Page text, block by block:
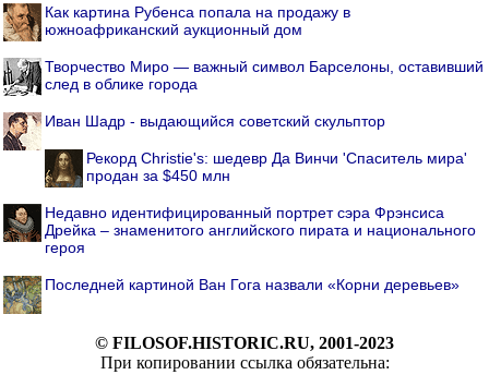
Как картина Рубенса попала на продажу в
южноафриканский аукционный дом
Творчество Миро — важный символ Барселоны, оставивший
след в облике города
Иван Шадр - выдающийся советский скульптор
Рекорд Christie's: шедевр Да Винчи 'Спаситель мира'
продан за $450 млн
Недавно идентифицированный портрет сэра Фрэнсиса
Дрейка – знаменитого английского пирата и национального
героя
Последней картиной Ван Гога назвали «Корни деревьев»
© FILOSOF.HISTORIC.RU, 2001-2023
При копировании ссылка обязательна: